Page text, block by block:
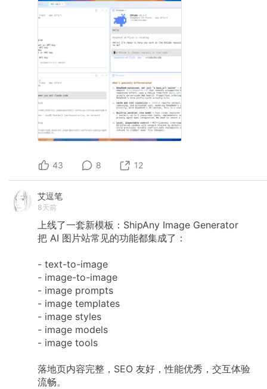
43 8 12
艾逗笔
8天前
上线了一套新模板：ShipAny Image Generator
把 AI 图片站常见的功能都集成了：
- text-to-image
- image-to-image
- image prompts
- image templates
- image styles
- image models
- image tools
落地页内容完整，SEO 友好，性能优秀，交互体验
流畅。